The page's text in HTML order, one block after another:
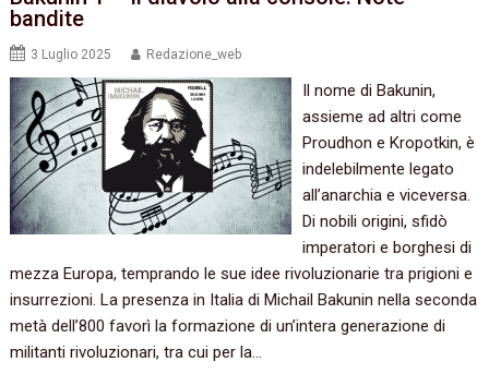
bandite
3 Luglio 2025 Redazione_web
Il nome di Bakunin,
assieme ad altri come
Proudhon e Kropotkin, è
indelebilmente legato
all’anarchia e viceversa.
Di nobili origini, sfidò
imperatori e borghesi di
mezza Europa, temprando le sue idee rivoluzionarie tra prigioni e
insurrezioni. La presenza in Italia di Michail Bakunin nella seconda
metà dell’800 favorì la formazione di un’intera generazione di
militanti rivoluzionari, tra cui per la…